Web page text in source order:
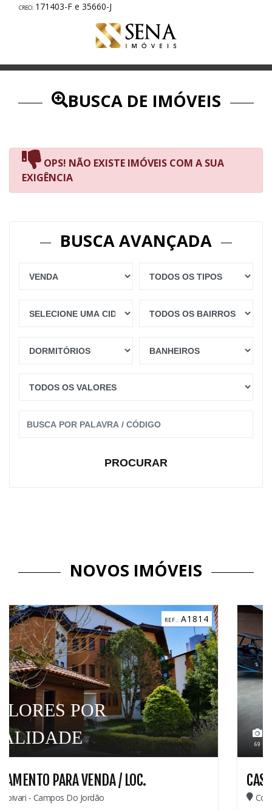
171403-F e 35660-J
BUSCA DE IMÓVEIS
OPS! NÃO EXISTE IMÓVEIS COM A SUA
EXIGÊNCIA
BUSCA AVANÇADA
NOVOS IMÓVEIS
A1814
CASA PARA VENDA
Colinas De Capivari - Campos Do Jordão